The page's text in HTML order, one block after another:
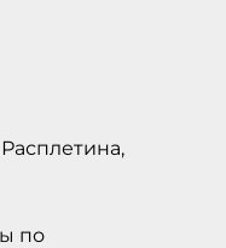
Расплетина,
по